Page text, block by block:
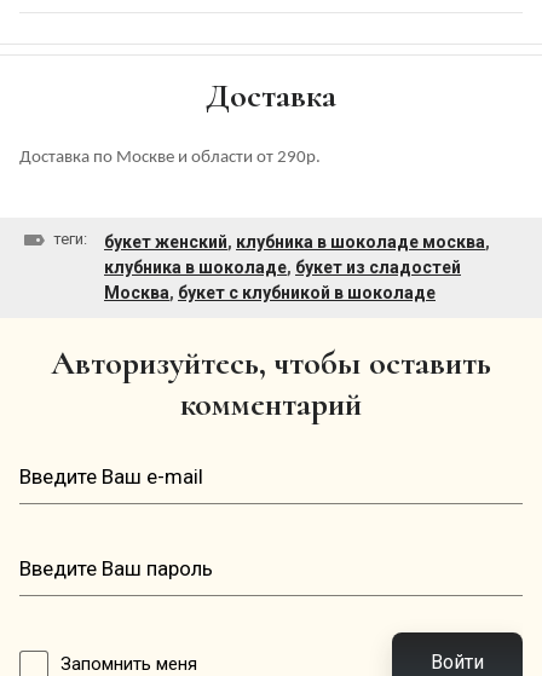
Доставка
Доставка по Москве и области от 290р.
теги: букет женский, клубника в шоколаде москва,
клубника в шоколаде, букет из сладостей
Москва, букет с клубникой в шоколаде
Авторизуйтесь, чтобы оставить
комментарий
Запомнить меня Войти